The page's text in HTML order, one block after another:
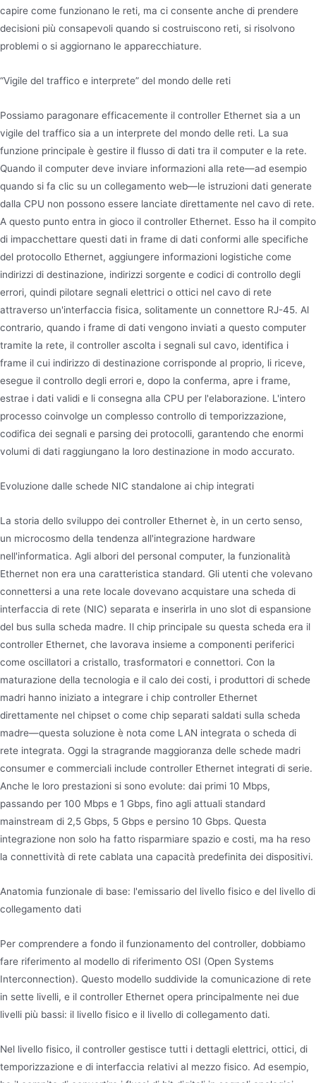
capire come funzionano le reti, ma ci consente anche di prendere
decisioni più consapevoli quando si costruiscono reti, si risolvono
problemi o si aggiornano le apparecchiature.
“Vigile del traffico e interprete” del mondo delle reti
Possiamo paragonare efficacemente il controller Ethernet sia a un
vigile del traffico sia a un interprete del mondo delle reti. La sua
funzione principale è gestire il flusso di dati tra il computer e la rete.
Quando il computer deve inviare informazioni alla rete—ad esempio
quando si fa clic su un collegamento web—le istruzioni dati generate
dalla CPU non possono essere lanciate direttamente nel cavo di rete.
A questo punto entra in gioco il controller Ethernet. Esso ha il compito
di impacchettare questi dati in frame di dati conformi alle specifiche
del protocollo Ethernet, aggiungere informazioni logistiche come
indirizzi di destinazione, indirizzi sorgente e codici di controllo degli
errori, quindi pilotare segnali elettrici o ottici nel cavo di rete
attraverso un'interfaccia fisica, solitamente un connettore RJ-45. Al
contrario, quando i frame di dati vengono inviati a questo computer
tramite la rete, il controller ascolta i segnali sul cavo, identifica i
frame il cui indirizzo di destinazione corrisponde al proprio, li riceve,
esegue il controllo degli errori e, dopo la conferma, apre i frame,
estrae i dati validi e li consegna alla CPU per l'elaborazione. L'intero
processo coinvolge un complesso controllo di temporizzazione,
codifica dei segnali e parsing dei protocolli, garantendo che enormi
volumi di dati raggiungano la loro destinazione in modo accurato.
Evoluzione dalle schede NIC standalone ai chip integrati
La storia dello sviluppo dei controller Ethernet è, in un certo senso,
un microcosmo della tendenza all'integrazione hardware
nell'informatica. Agli albori del personal computer, la funzionalità
Ethernet non era una caratteristica standard. Gli utenti che volevano
connettersi a una rete locale dovevano acquistare una scheda di
interfaccia di rete (NIC) separata e inserirla in uno slot di espansione
del bus sulla scheda madre. Il chip principale su questa scheda era il
controller Ethernet, che lavorava insieme a componenti periferici
come oscillatori a cristallo, trasformatori e connettori. Con la
maturazione della tecnologia e il calo dei costi, i produttori di schede
madri hanno iniziato a integrare i chip controller Ethernet
direttamente nel chipset o come chip separati saldati sulla scheda
madre—questa soluzione è nota come LAN integrata o scheda di
rete integrata. Oggi la stragrande maggioranza delle schede madri
consumer e commerciali include controller Ethernet integrati di serie.
Anche le loro prestazioni si sono evolute: dai primi 10 Mbps,
passando per 100 Mbps e 1 Gbps, fino agli attuali standard
mainstream di 2,5 Gbps, 5 Gbps e persino 10 Gbps. Questa
integrazione non solo ha fatto risparmiare spazio e costi, ma ha reso
la connettività di rete cablata una capacità predefinita dei dispositivi.
Anatomia funzionale di base: l'emissario del livello fisico e del livello di
collegamento dati
Per comprendere a fondo il funzionamento del controller, dobbiamo
fare riferimento al modello di riferimento OSI (Open Systems
Interconnection). Questo modello suddivide la comunicazione di rete
in sette livelli, e il controller Ethernet opera principalmente nei due
livelli più bassi: il livello fisico e il livello di collegamento dati.
Nel livello fisico, il controller gestisce tutti i dettagli elettrici, ottici, di
temporizzazione e di interfaccia relativi al mezzo fisico. Ad esempio,